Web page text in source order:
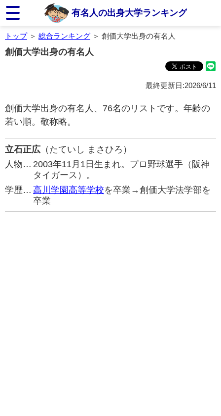
有名人の出身大学ランキング
トップ＞ 総合ランキング ＞ 創価大学出身の有名人
創価大学出身の有名人
最終更新日:2026/6/11
創価大学出身の有名人、76名のリストです。年齢の
若い順。敬称略。
立石正広 （たていし まさひろ）
人物… 2003年11月1日生まれ。プロ野球選手（阪神
タイガース）。
学歴… 高川学園高等学校を卒業→創価大学法学部を
卒業